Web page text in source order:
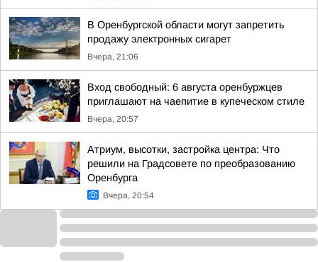
В Оренбургской области могут запретить
продажу электронных сигарет
Вчера, 21:06
Вход свободный: 6 августа оренбуржцев
приглашают на чаепитие в купеческом стиле
Вчера, 20:57
Атриум, высотки, застройка центра: Что
решили на Градсовете по преобразованию
Оренбурга
Вчера, 20:54